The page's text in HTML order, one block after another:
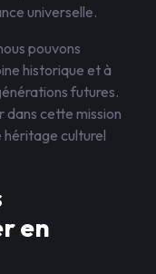
universelle.
pouvons
historique et à
futures.
dans cette mission
culturel
en